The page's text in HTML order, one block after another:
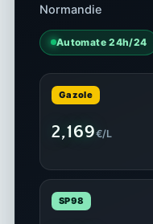
Normandie
Automate 24h/24
Gazole
2,169€/L
SP98